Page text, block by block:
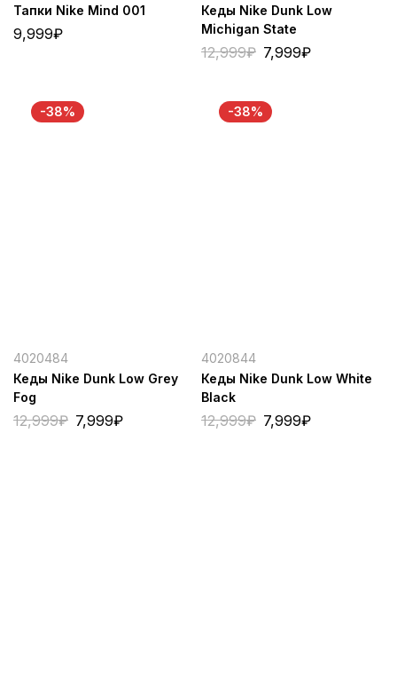
Тапки Nike Mind 001
9,999₽
Кеды Nike Dunk Low
Michigan State
12,999₽ 7,999₽
-38%
4020484
Кеды Nike Dunk Low Grey
Fog
12,999₽ 7,999₽
-38%
4020844
Кеды Nike Dunk Low White
Black
12,999₽ 7,999₽